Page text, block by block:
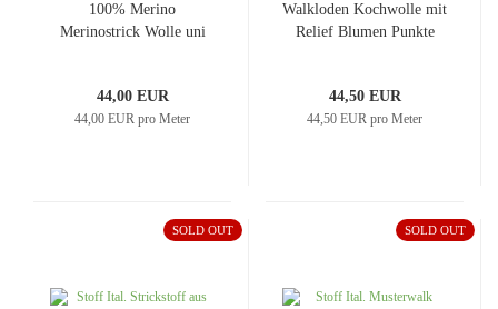
100% Merino
Merinostrick Wolle uni
Merinostoff
44,00 EUR
44,00 EUR pro Meter
Walkloden Kochwolle mit
Relief Blumen Punkte
Kleiderstoff Manteltstoff​
44,50 EUR
44,50 EUR pro Meter
SOLD OUT SOLD OUT